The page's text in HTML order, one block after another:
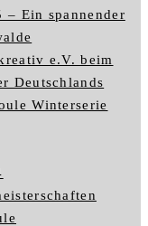
– Ein spannender
e.V. beim
Deutschlands
Winterserie